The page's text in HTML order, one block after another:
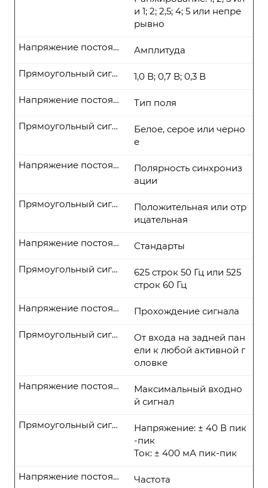
и 1; 2; 2,5; 4; 5 или непре
рывно
Амплитуда
Напряжение постоянного тока
1,0 В; 0,7 В; 0,3 В
Прямоугольный сигнал
Тип поля
Напряжение постоянного тока
Белое, серое или черно
е
Прямоугольный сигнал
Полярность синхрониз
ации
Напряжение постоянного тока
Положительная или отр
ицательная
Прямоугольный сигнал
Стандарты
Напряжение постоянного тока
625 строк 50 Гц или 525
строк 60 Гц
Прямоугольный сигнал
Прохождение сигнала
Напряжение постоянного тока
От входа на задней пан
ели к любой активной г
оловке
Прямоугольный сигнал
Максимальный входно
й сигнал
Напряжение постоянного тока
Напряжение: ± 40 В пик
-пик
Ток: ± 400 мА пик-пик
Прямоугольный сигнал
Частота
Напряжение постоянного тока